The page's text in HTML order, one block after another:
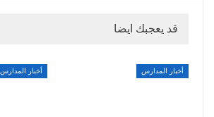
قد يعجبك ايضا
أخبار المدارس أخبار المدارس